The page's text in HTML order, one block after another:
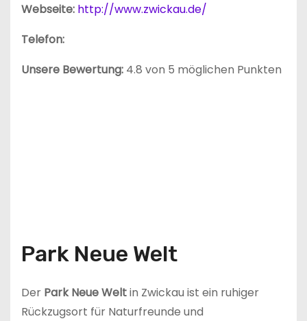
Webseite: http://www.zwickau.de/
Telefon:
Unsere Bewertung: 4.8 von 5 möglichen Punkten
Park Neue Welt
Der Park Neue Weltin Zwickau ist ein ruhiger
Rückzugsort für Naturfreunde und